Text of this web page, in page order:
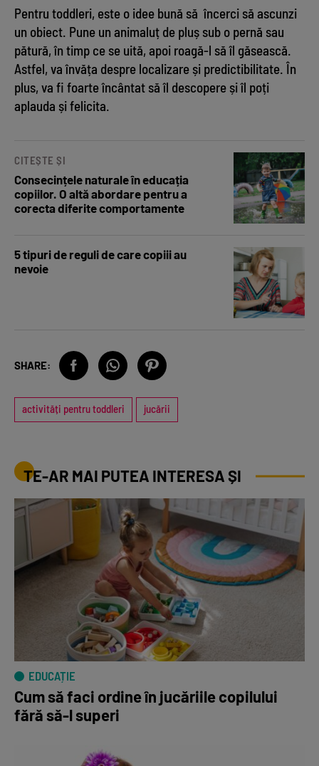
Pentru toddleri, este o idee bună să încerci să ascunzi
un obiect. Pune un animaluț de pluș sub o pernă sau
pătură, în timp ce se uită, apoi roagă-l să îl găsească.
Astfel, va învăța despre localizare și predictibilitate. În
plus, va fi foarte încântat să îl descopere și îl poți
aplauda și felicita.
CITEȘTE ȘI
Consecințele naturale în educația
copiilor. O altă abordare pentru a
corecta diferite comportamente
5 tipuri de reguli de care copiii au
nevoie
SHARE:
activități pentru toddleri jucării
TE-AR MAI PUTEA INTERESA ȘI
EDUCAȚIE
Cum să faci ordine în jucăriile copilului
fără să-l superi